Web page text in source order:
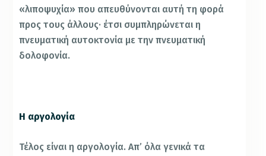
«λιποψυχία» που απευθύνονται αυτή τη φορά
προς τους άλλους· έτσι συμπληρώνεται η
πνευματική αυτοκτονία με την πνευματική
δολοφονία.
Η αργολογία
Τέλος είναι η αργολογία. Απ’ όλα γενικά τα